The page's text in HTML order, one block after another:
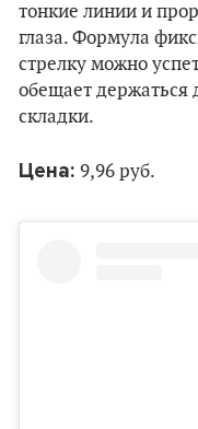
тонкие линии и
глаза. Формула
стрелку можно
обещает держаться
складки.
Цена: 9,96 руб.